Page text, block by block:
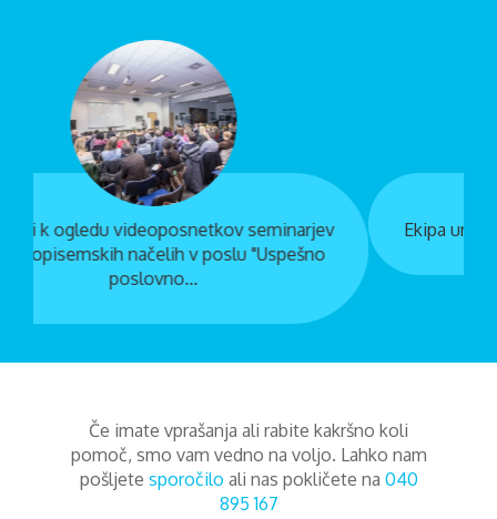
Ekipa uredništva: Glavni urednik Tadej
Če imate vprašanja ali rabite kakršno koli
pomoč, smo vam vedno na voljo. Lahko nam
pošljete sporočilo ali nas pokličete na 040
895 167